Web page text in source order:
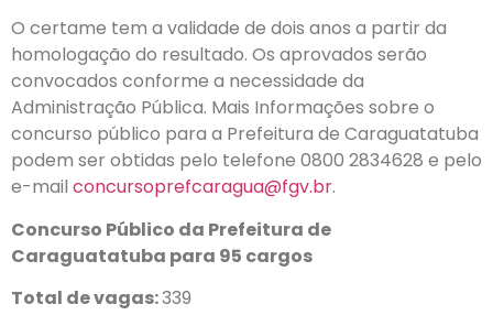
O certame tem a validade de dois anos a partir da
homologação do resultado. Os aprovados serão
convocados conforme a necessidade da
Administração Pública. Mais Informações sobre o
concurso público para a Prefeitura de Caraguatatuba
podem ser obtidas pelo telefone 0800 2834628 e pelo
e-mail concursoprefcaragua@fgv.br.
Concurso Público da Prefeitura de
Caraguatatuba para 95 cargos
Total de vagas:339